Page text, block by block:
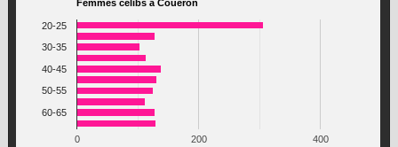
Femmes célibs à Couëron
0 200 400
20-25
30-35
40-45
50-55
60-65